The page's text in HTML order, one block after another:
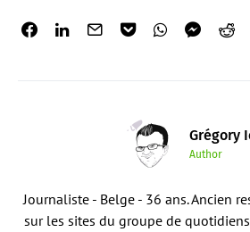
Grégory
Author
Journaliste - Belge - 36 ans. Ancien
sur les sites du groupe de